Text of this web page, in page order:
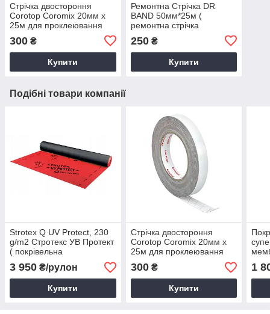
Стрічка двостороння
Corotop Coromix 20мм х
25м для проклеювання
супердифузійної
мембрани
300 ₴
Купити
Ремонтна Стрічка DR
BAND 50мм*25м (
ремонтна стрічка
тканинна для склеювання
мембран )
250₴
Купити
Подібні товари компанії
Strotex Q UV Protect, 230
g/m2 Стротекс УВ Протект
( покрівельна
супердифузійна
мембрана стротекс для
покрівлі )
3 950 ₴/рулон
Купити
Стрічка двостороння
Corotop Coromix 20мм х
25м для проклеювання
гідробар'єр склеювання
супердифузійної
мембрани
300₴
Купити
1